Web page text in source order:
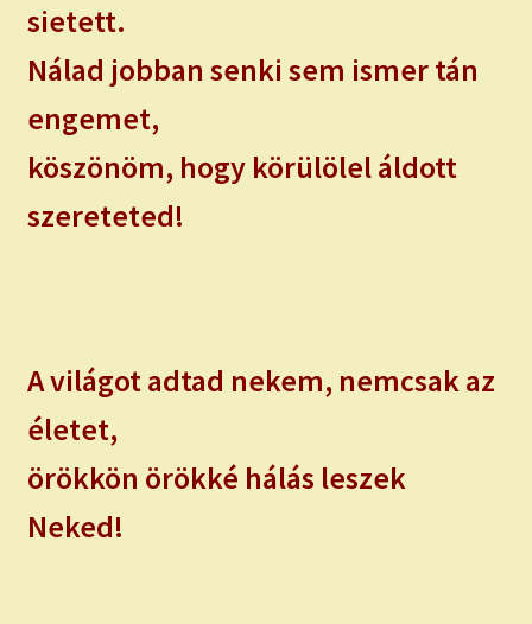
sietett.
Nálad jobban senki sem ismer tán
engemet,
köszönöm, hogy körülölel áldott
szereteted!
A világot adtad nekem, nemcsak az
életet,
örökkön örökké hálás leszek
Neked!